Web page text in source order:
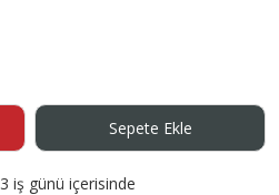
Sepete Ekle
3 iş günü içerisinde